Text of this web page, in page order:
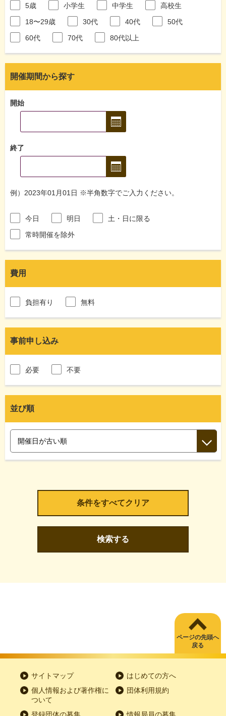
5歳
小学生 中学生
高校生
18〜29歳
30代 40代
50代
60代
70代 80代以上
開催期間から探す
開始
終了
例）2023年01月01日 ※半角数字でご入力ください。
今日 明日
土・日に限る
常時開催を除外
費用
負担有り 無料
事前申し込み
必要 不要
並び順
検索する
ページの先頭へ
戻る
サイトマップ
はじめての方へ
個人情報および著作権に
ついて
団体利用規約
登録団体の募集 情報局員の募集